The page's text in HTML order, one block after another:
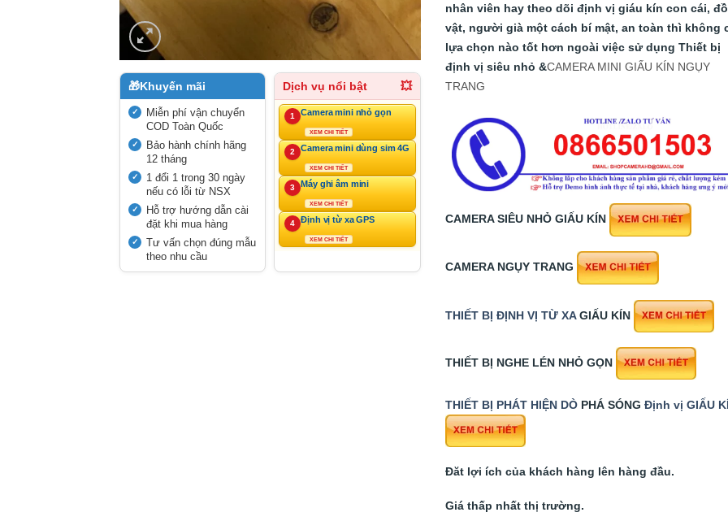
🎁Khuyến mãi
Miễn phí vận chuyển
COD Toàn Quốc
Bảo hành chính hãng
12 tháng
1 đổi 1 trong 30 ngày
nếu có lỗi từ NSX
Hỗ trợ hướng dẫn cài
đặt khi mua hàng
Tư vấn chọn đúng mẫu
theo nhu cầu
Dịch vụ nổi bật 💥
1 Camera mini nhỏ gọn
XEM CHI TIẾT
2 Camera mini dùng sim 4G
XEM CHI TIẾT
3 Máy ghi âm mini
XEM CHI TIẾT
4 Định vị từ xa GPS
XEM CHI TIẾT
nhân viên hay theo dõi định vị giáu kín con cái, đồ
vật, người già một cách bí mật, an toàn thì không
lựa chọn nào tốt hơn ngoài việc sử dụng Thiết bị
định vị siêu nhỏ &CAMERA MINI GIẤU KÍN NGỤY
TRANG
CAMERA SIÊU NHỎ GIẤU KÍN
CAMERA NGỤY TRANG
THIẾT BỊ ĐỊNH VỊ TỪ XAGIẤU KÍN
THIẾT BỊ NGHE LÉN NHỎ GỌN
THIẾT BỊ PHÁT HIỆN DÒPHÁ SÓNG Định vị GIẤU
Đăt lợi ích của khách hàng lên hàng đầu.
Giá thấp nhất thị trường.